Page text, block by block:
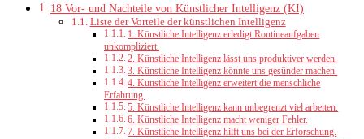
18 Vor- und Nachteile von Künstlicher Intelligenz (KI)
Liste der Vorteile der künstlichen Intelligenz
1. Künstliche Intelligenz erledigt Routineaufgaben
unkompliziert.
2. Künstliche Intelligenz lässt uns produktiver werden.
3. Künstliche Intelligenz könnte uns gesünder machen.
4. Künstliche Intelligenz erweitert die menschliche
Erfahrung.
5. Künstliche Intelligenz kann unbegrenzt viel arbeiten.
6. Künstliche Intelligenz macht weniger Fehler.
7. Künstliche Intelligenz hilft uns bei der Erforschung.